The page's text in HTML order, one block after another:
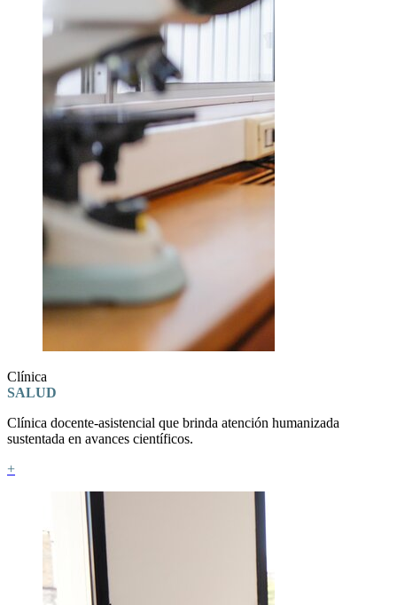
Clínica
SALUD
Clínica docente-asistencial que brinda atención humanizada
sustentada en avances científicos.
+